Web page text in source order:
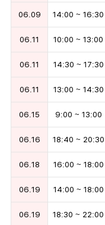
06.09 14:00 ~ 16:30
06.11 10:00 ~ 13:00
06.11 14:30 ~ 17:30
06.11 13:00 ~ 14:30
06.15 9:00 ~ 13:00
06.16 18:40 ~ 20:30
06.18 16:00 ~ 18:00
06.19 14:00 ~ 18:00
06.19 18:30 ~ 22:00